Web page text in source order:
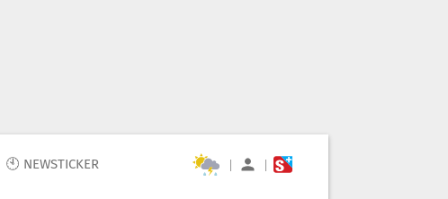
🕙 NEWSTICKER | |